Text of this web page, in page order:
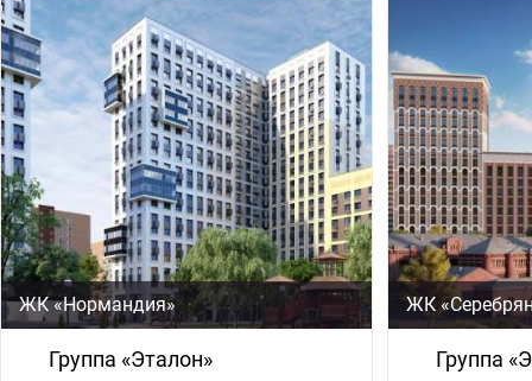
ЖК «Нормандия»
Группа «Эталон»
ЖК
Группа